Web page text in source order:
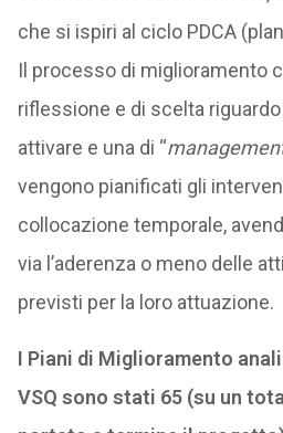
che si ispiri al ciclo PDCA
Il processo di miglioramento
riflessione e di scelta
attivare e una di “
vengono pianificati gli
collocazione temporale,
via l’aderenza o meno delle
previsti per la loro attuazione.
I Piani di Miglioramento
VSQ sono stati 65 (su un